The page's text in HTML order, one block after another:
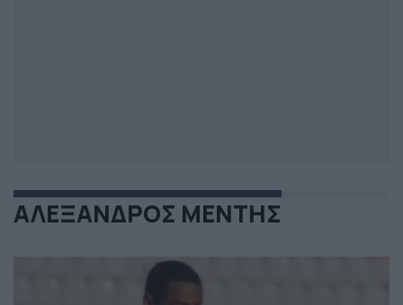
ΑΛΕΞΑΝΔΡΟΣ ΜΕΝΤΗΣ